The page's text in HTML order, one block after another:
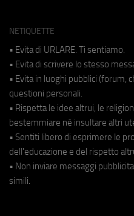
NETIQUETTE
• Evita di URLARE. Ti sentiamo.
• Evita di scrivere lo stesso
• Evita in luoghi pubblici (forum,
questioni personali.
• Rispetta le idee altrui, le
bestemmiare né insultare altri
• Sentiti libero di esprimere le
dell'educazione e del rispetto
• Non inviare messaggi
simili.